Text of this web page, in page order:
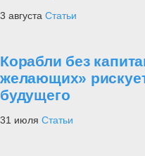
3 августа Статьи
Корабли без
желающих»
будущего
31 июля Статьи